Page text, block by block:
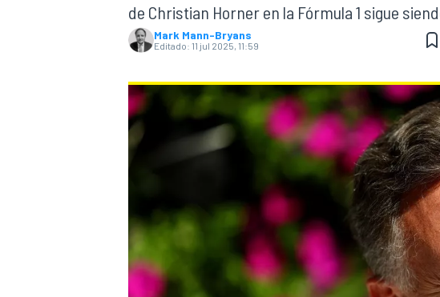
de Christian Horner en la Fórmula 1 sigue
Mark Mann-Bryans
Editado: 11 jul 2025, 11:59